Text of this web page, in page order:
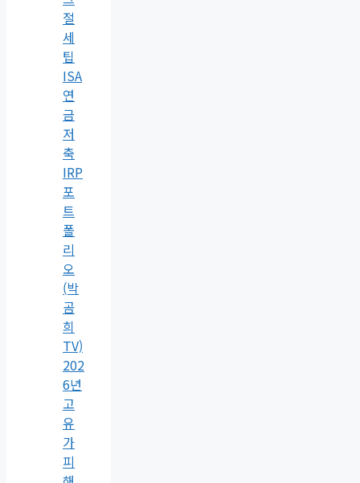
절
세
팁
ISA
연
금
저
축
IRP
포
트
폴
리
오
(박
곰
희
TV)
202
6년
고
유
가
피